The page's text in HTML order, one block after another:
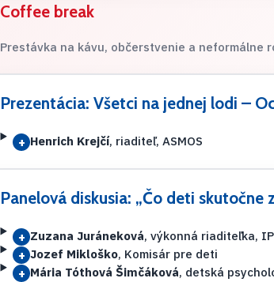
Coffee break
Prestávka na kávu, občerstvenie a neformálne
Prezentácia: Všetci na jednej lodi –
+ Henrich Krejčí, riaditeľ, ASMOS
Panelová diskusia: „Čo deti skutočne
+ Zuzana Juráneková, výkonná riaditeľka,
+ Jozef Mikloško, Komisár pre deti
+ Mária Tóthová Šimčáková, detská